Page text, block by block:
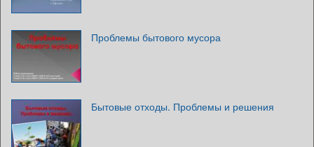
Проблемы бытового мусора
Бытовые отходы. Проблемы и решения